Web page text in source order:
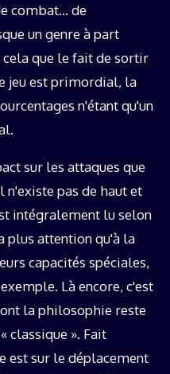
combat… de
un genre à part
que le fait de sortir
jeu est primordial, la
n'étant qu'un
sur les attaques que
n'existe pas de haut et
intégralement lu selon
plus attention qu'à la
capacités spéciales,
Là encore, c'est
la philosophie reste
classique ». Fait
est sur le déplacement